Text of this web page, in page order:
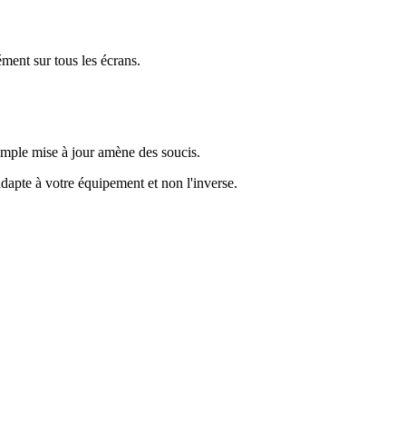
sur tous les écrans.
mise à jour amène des soucis.
à votre équipement et non l'inverse.